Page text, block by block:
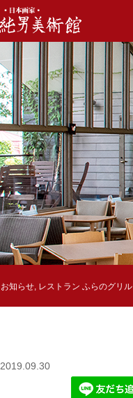
お知らせ, レストラン ふらのグリル
2019.09.30